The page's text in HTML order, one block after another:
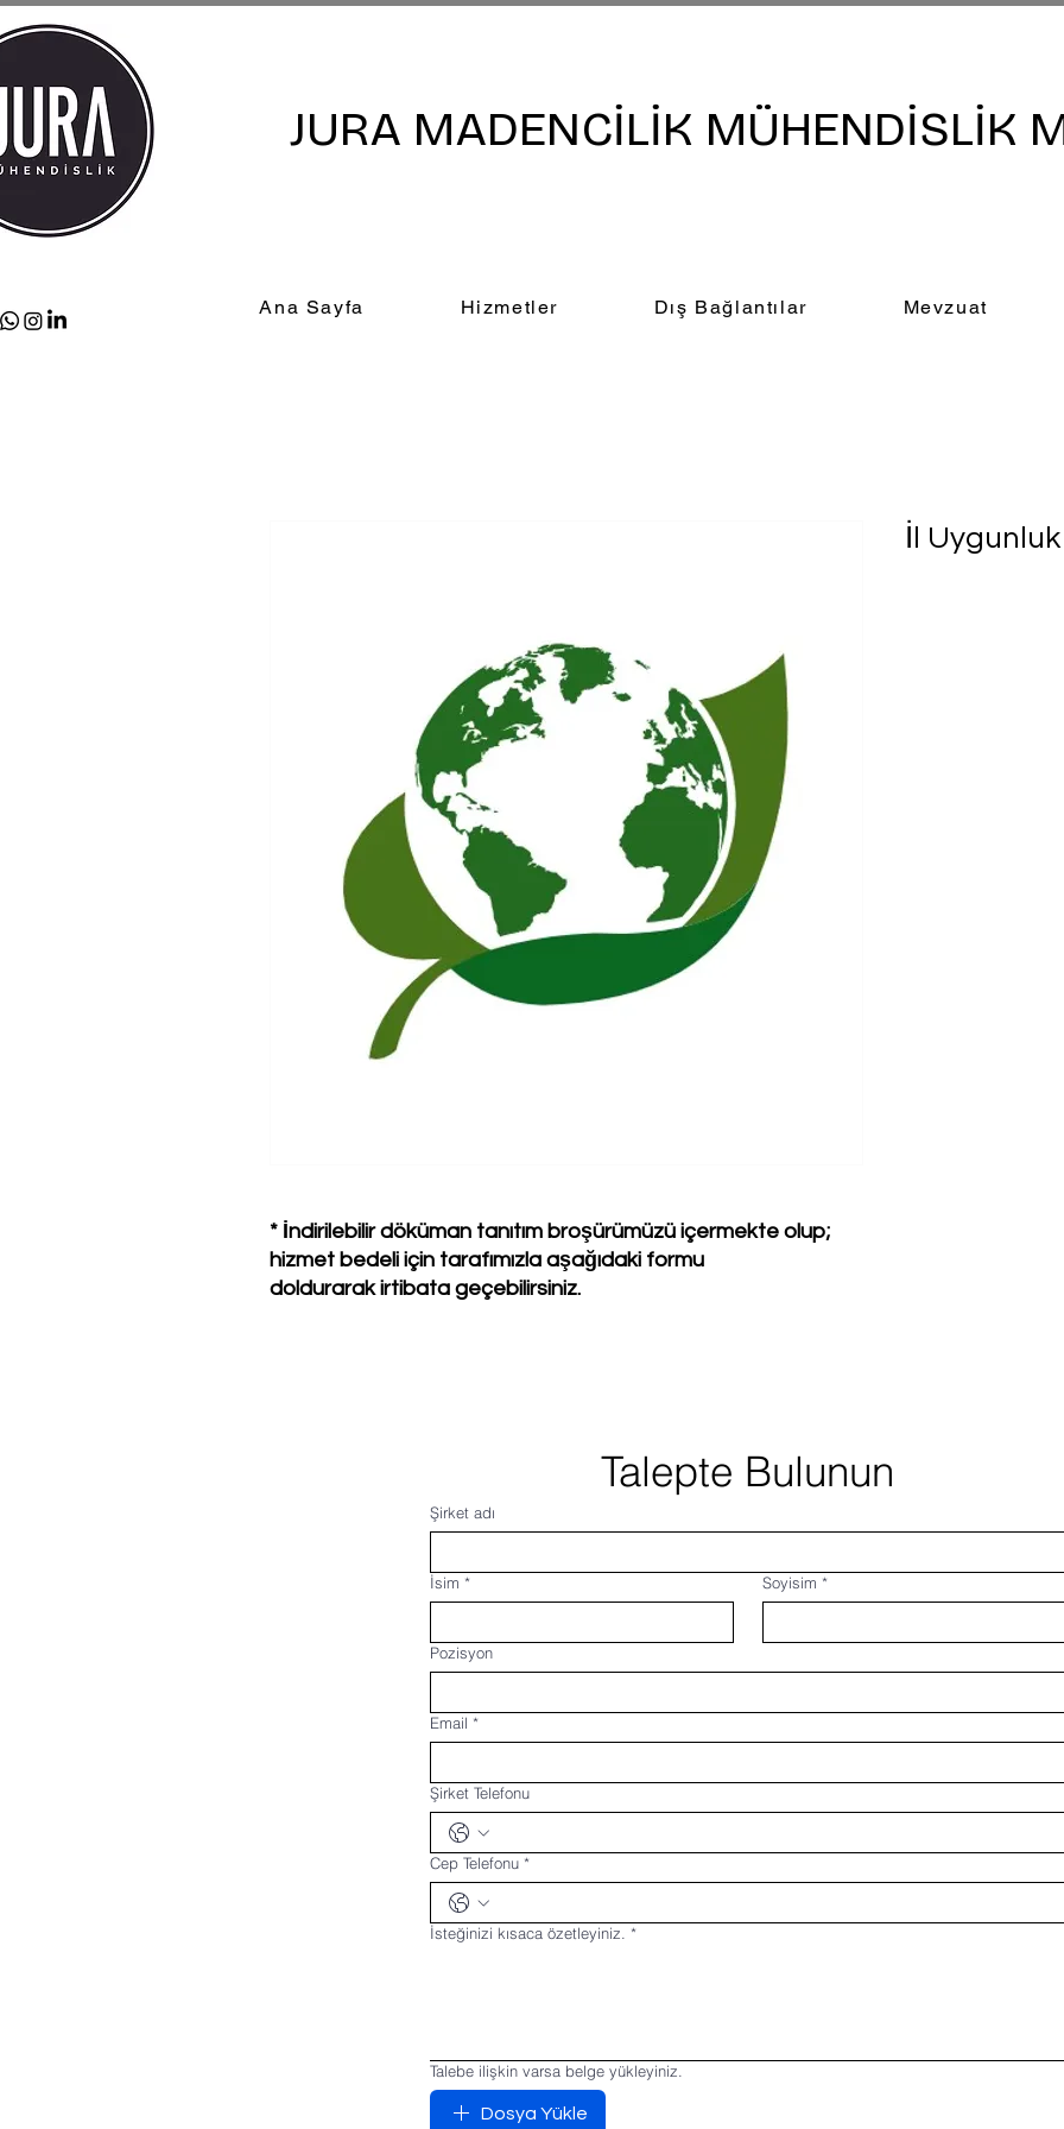
JURA MADENCİLİK MÜHENDİSLİK
Ana Sayfa Hizmetler Dış Bağlantılar Mevzuat
* İndirilebilir döküman tanıtım broşürümüzü içermekte olup;
hizmet bedeli için tarafımızla aşağıdaki formu
doldurarak irtibata geçebilirsiniz.
İl Uygunluk
Talepte Bulunun
Şirket adı
İsim * Soyisim *
Pozisyon
Email *
Şirket Telefonu
Cep Telefonu *
İsteğinizi kısaca özetleyiniz. *
Talebe ilişkin varsa belge yükleyiniz.
Dosya Yükle